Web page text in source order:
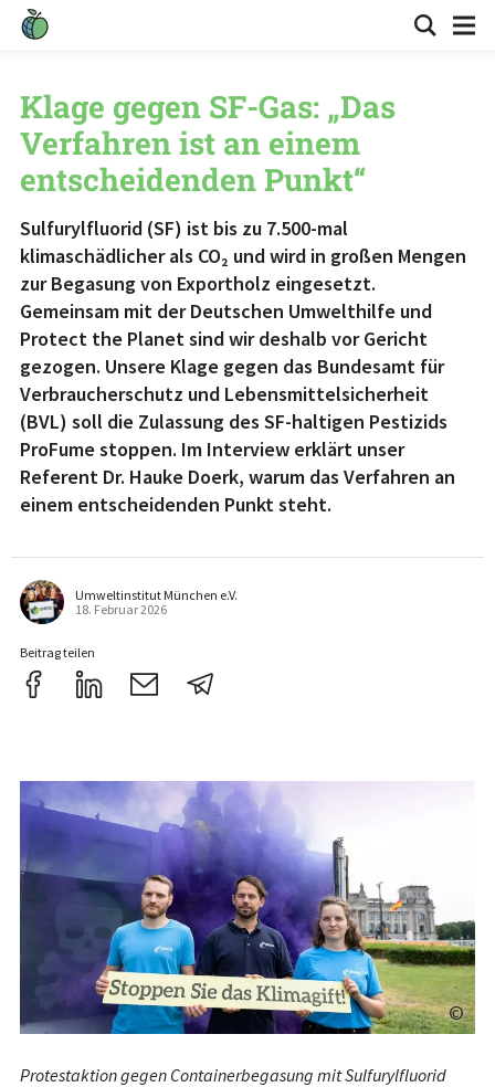
Klage gegen SF-Gas: „Das
Verfahren ist an einem
entscheidenden Punkt“
Sulfurylfluorid (SF) ist bis zu 7.500-mal
klimaschädlicher als CO₂ und wird in großen Mengen
zur Begasung von Exportholz eingesetzt.
Gemeinsam mit der Deutschen Umwelthilfe und
Protect the Planet sind wir deshalb vor Gericht
gezogen. Unsere Klage gegen das Bundesamt für
Verbraucherschutz und Lebensmittelsicherheit
(BVL) soll die Zulassung des SF-haltigen Pestizids
ProFume stoppen. Im Interview erklärt unser
Referent Dr. Hauke Doerk, warum das Verfahren an
einem entscheidenden Punkt steht.
Umweltinstitut München e.V.
18. Februar 2026
Beitrag teilen
©
Protestaktion gegen Containerbegasung mit Sulfurylfluorid